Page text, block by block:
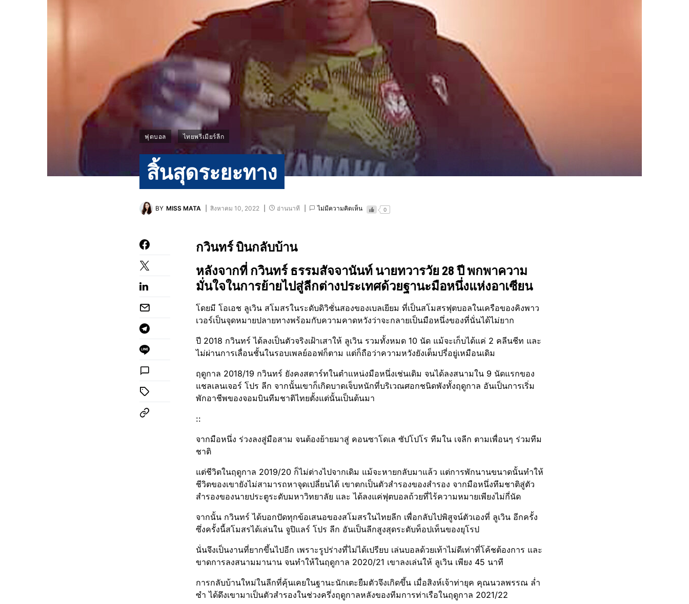
ฟุตบอล ไทยพรีเมียร์ลีก
สิ้นสุดระยะทาง
BY MISS MATA สิงหาคม 10, 2022 อ่านนาที ไม่มีความคิดเห็น 0
กวินทร์ บินกลับบ้าน
หลังจากที่ กวินทร์​ ธรรมสัจจานันท์​ นายทวารวัย 28 ปี พกพาความ
มั่นใจในการย้ายไปสู่ลีกต่างประเทศ​ด้วยฐานะมือหนึ่งแห่งอาเซียน​
โดยมี โอเอช ลูเวิน สโมสรในระดับดิวิชั่น​สองของเบลเยียม​ ที่เป็นสโมสรฟุตบอล​ในเครือ​ของคิงพาว
เวอร์เป็นจุดหมายปลายทาง​พร้อมกับความคาดหวังว่าจะกลายเป็น​มือหนึ่งของที่นั่นได้ไม่ยาก
ปี 2018 กวินทร์ ได้ลงเป็นตัวจริงเฝ้าเสาให้ ลูเวิน รวมทั้งหมด 10 นัด แม้จะเก็บได้แค่ 2 คลีนชีท และ
ไม่ผ่านการเลื่อนชั้น​ในรอบเพลย์ออฟ​ก็ตาม แต่ก็ถือว่าความหวังยังเต็มปรี่อยู่เหมือน​เดิม
ฤดูกาล​ 2018/19 กวินทร์ ยังคงสตาร์​ทในตำแหน่งมือหนึ่งเช่นเดิม จนได้ลงสนามใน 9 นัดแรกของ
แชลเลนเจอร์​ โปร ลีก จากนั้นเขาก็เกิดบาดเจ็บหนักที่บริเวณศอกชนิดพังทั้งฤดูกาล อันเป็นการเริ่ม
พักอาชีพของจอมบินทีมชาติไทยตั้งแต่นั้นเป็นต้นมา
::
จากมือหนึ่ง ร่วงลงสู่มือสาม จนต้องย้ายมาสู่ คอนซาโดเล ซัปโปโร ทีมใน เจลีก ตามเพื่อนๆ ร่วมทีม
ชาติ
แต่ชีวิตในฤดูกาล​ 2019/20 ก็ไม่ต่างไปจากเดิม แม้จะหายกลับมาแล้ว แต่การพักนานขนาดนั้นทำให้
ชีวิตของเขายังไม่สามารถหาจุดเปลี่ยน​ได้ เขาตกเป็นตัวสำรองของสำรอง จากมือหนึ่งทีมชาติสู่ตัว
สำรองของนายประตูระดับมหาวิทยาลัย และ ได้ลงแค่ฟุตบอล​ถ้วยที่ไร้ความหมายเพียงไม่กี่นัด
จากนั้น กวินทร์ ได้บอกปัดทุกข้อเสนอของสโมสรในไทยลีก เพื่อกลับไปพิสูจน์​ตัวเองที่ ลูเวิน อีกครั้ง
ซึ่งครั้งนี้สโมสรได้เล่นใน จูปิแลร์ โปร ลีก อันเป็นลีกสูงสุดระดับท็อปเท็น​ของยุโรป
นั่นจึงเป็นงานที่ยากขึ้นไปอีก เพราะรูปร่างที่ไม่ได้เปรียบ เล่นบอลด้วยเท้าไม่ดีเท่าที่โค้ชต้องการ และ
ขาดการลงสนามมานาน จนทำให้ในฤดูกาล​ 2020/21 เขาลงเล่นให้ ลูเวิน เพียง 45 นาที
การกลับบ้านใหม่ในลีกที่คุ้นเคยในฐานะนักเตะยืมตัวจึงเกิดขึ้น เมื่อสิงห์เจ้าท่ายุค คุณนวลพรรณ​ ล่ำ
ซำ​ ได้ดึงเขามาเป็นตัวสำรองในช่วงครึ่ง​ฤดูกาล​หลัง​ของทีมการท่าเรือในฤดูกาล​ 2021/22